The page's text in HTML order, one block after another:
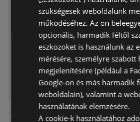
Akciós újság
Lejárat
Távolság:
szükségesek weboldalunk
működéséhez. Az ön
opcionális, harmadik féltől
eszközöket is használunk az
mérésére, személyre szabott
megjelenítésére (például a
Google-on és más harmadik
weboldalain), valamint a
használatának elemzésére.
A cookie-k használatához